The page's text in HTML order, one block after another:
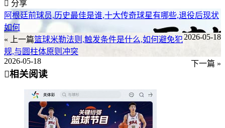
分享
阿根廷前球员,历史最佳是谁,十大传奇球星有哪些,退役后现状
如何
« 上一篇
2026-05-18
篮球米勒法则,触发条件是什么,如何避免犯
规,与圆柱体原则冲突
下一篇 »
2026-05-18
相关阅读